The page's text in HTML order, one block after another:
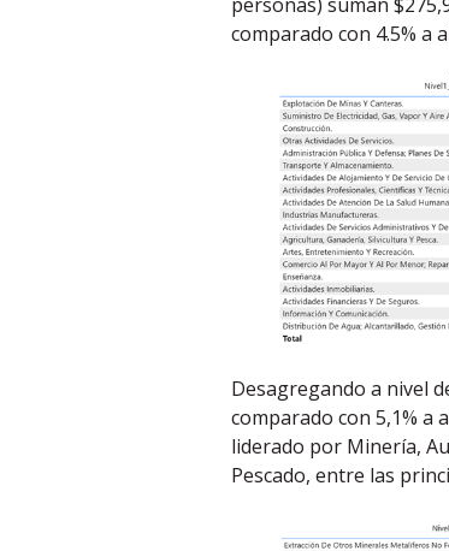
comparado con 4.5% a
Desagregando a nivel
comparado con 5,1% a
liderado por Minería,
Pescado, entre las